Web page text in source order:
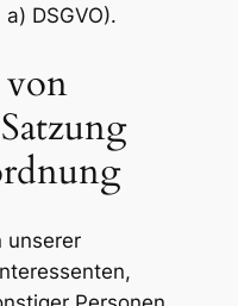
DSGVO).
unserer